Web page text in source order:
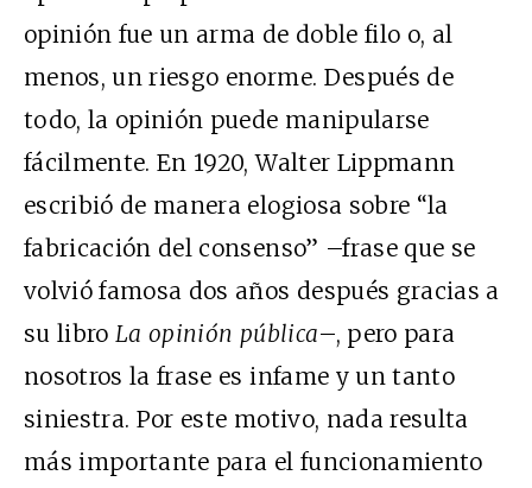
opinión fue un arma de doble filo o, al
menos, un riesgo enorme. Después de
todo, la opinión puede manipularse
fácilmente. En 1920, Walter Lippmann
escribió de manera elogiosa sobre “la
fabricación del consenso” –frase que se
volvió famosa dos años después gracias a
su libro La opinión pública–, pero para
nosotros la frase es infame y un tanto
siniestra. Por este motivo, nada resulta
más importante para el funcionamiento